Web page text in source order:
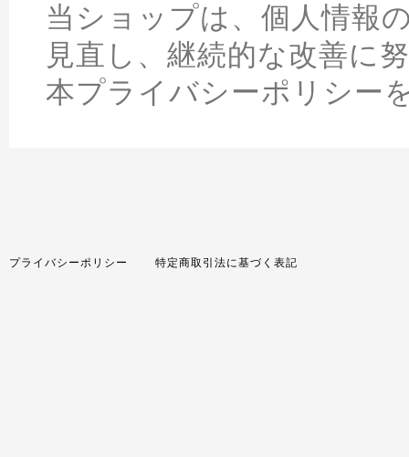
当ショップは、個人情報
見直し、継続的な改善に
本プライバシーポリシー
プライバシーポリシー 特定商取引法に基づく表記